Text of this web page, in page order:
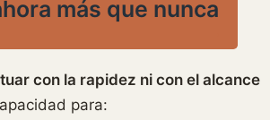
más que nunca
con la rapidez ni con el alcance
para: